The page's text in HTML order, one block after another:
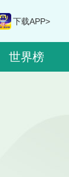
下载APP>
世界榜